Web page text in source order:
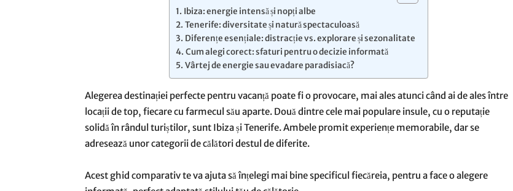
presa
Ibiza: energie intensă și nopți albe
Tenerife: diversitate și natură spectaculoasă
Diferențe esențiale: distracție vs. explorare și sezonalitate
Cum alegi corect: sfaturi pentru o decizie informată
Vârtej de energie sau evadare paradisiacă?
Alegerea destinației perfecte pentru vacanță poate fi o provocare, mai ales atunci când ai de ales între
locații de top, fiecare cu farmecul său aparte. Două dintre cele mai populare insule, cu o reputație
solidă în rândul turiștilor, sunt Ibiza și Tenerife. Ambele promit experiențe memorabile, dar se
adresează unor categorii de călători destul de diferite.
Acest ghid comparativ te va ajuta să înțelegi mai bine specificul fiecăreia, pentru a face o alegere